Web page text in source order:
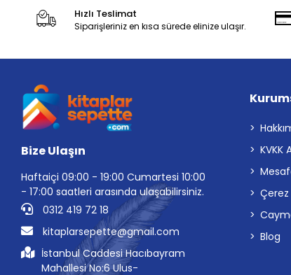
Hızlı Teslimat
Siparişleriniz en kısa sürede elinize ulaşır.
Bize Ulaşın
Haftaiçi 09:00 - 19:00 Cumartesi 10:00
- 17:00 saatleri arasında ulaşabilirsiniz.
0312 419 72 18
kitaplarsepette@gmail.com
İstanbul Caddesi Hacıbayram
Mahallesi No:6 Ulus-
KVKK
Çerez
Blog